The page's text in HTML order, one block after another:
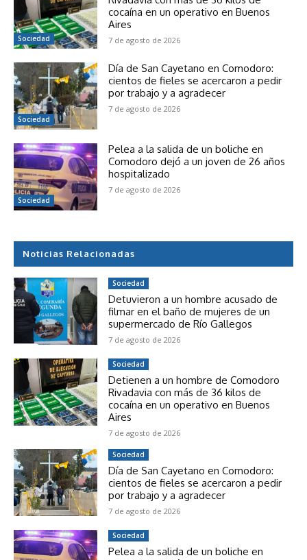
Sociedad
cocaína en un operativo en Buenos
Aires
7 de agosto de 2026
Sociedad
Día de San Cayetano en Comodoro:
cientos de fieles se acercaron a pedir
por trabajo y a agradecer
7 de agosto de 2026
Sociedad
Pelea a la salida de un boliche en
Comodoro dejó a un joven de 26 años
hospitalizado
7 de agosto de 2026
Noticias Relacionadas
Sociedad
Detuvieron a un hombre acusado de
filmar en el baño de mujeres de un
supermercado de Río Gallegos
7 de agosto de 2026
Sociedad
Detienen a un hombre de Comodoro
Rivadavia con más de 36 kilos de
cocaína en un operativo en Buenos
Aires
7 de agosto de 2026
Sociedad
Día de San Cayetano en Comodoro:
cientos de fieles se acercaron a pedir
por trabajo y a agradecer
7 de agosto de 2026
Sociedad
Pelea a la salida de un boliche en